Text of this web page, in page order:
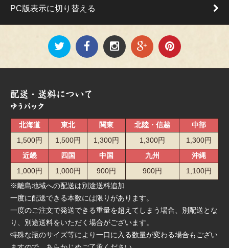
PC版表示に切り替える
北海道 東北 関東 北陸・信越
中部
1,500円
1,500円 1,300円 1,300円
1,300円
近畿
四国 中国 九州
沖縄
1,000円
1,000円 900円 900円
1,100円
※離島地域への配送は別途送料追加
一度に配送できる本数には限りがあります。
一度のご注文で発送できる重量を超えてしまう場合、別配送とな
り、別途送料をいただく場合がございます。
特殊な瓶のサイズ等により一口に入る数量が変わる場合もござい